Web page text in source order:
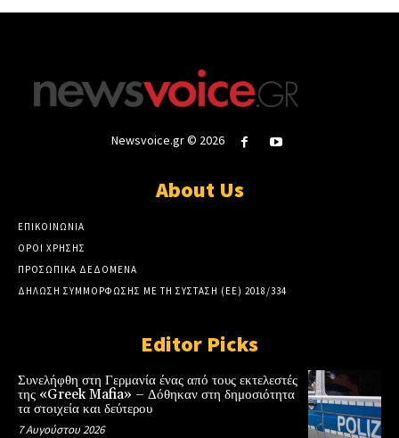
Newsvoice.gr © 2026
About Us
ΕΠΙΚΟΙΝΩΝΙΑ
ΟΡΟΙ ΧΡΗΣΗΣ
ΠΡΟΣΩΠΙΚΑ ΔΕΔΟΜΕΝΑ
ΔΗΛΩΣΗ ΣΥΜΜΟΡΦΩΣΗΣ ΜΕ ΤΗ ΣΥΣΤΑΣΗ (ΕΕ) 2018/334
Editor Picks
Συνελήφθη στη Γερμανία ένας από τους εκτελεστές
της «Greek Mafia» – Δόθηκαν στη δημοσιότητα
τα στοιχεία και δεύτερου
7 Αυγούστου 2026